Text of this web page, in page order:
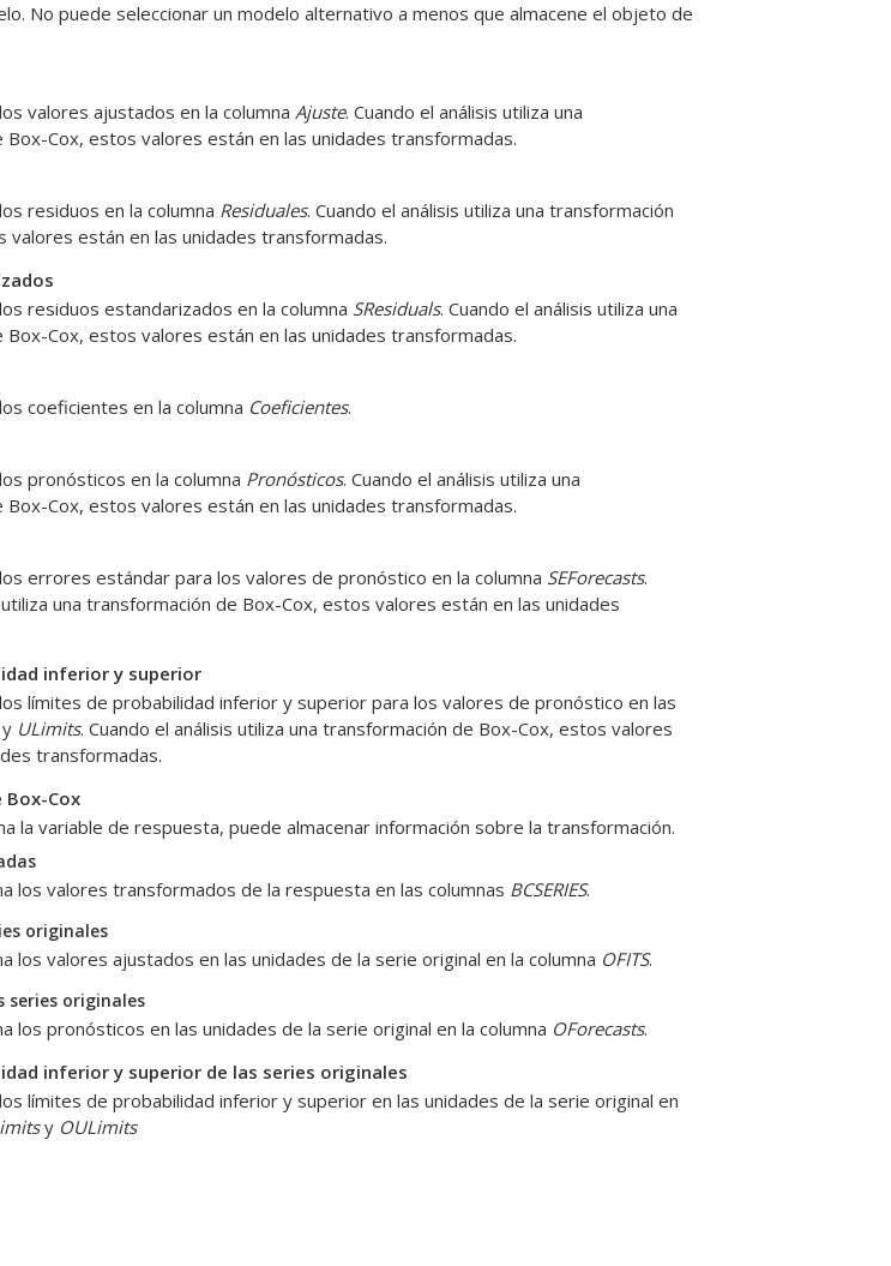
No puede seleccionar un modelo alternativo a menos que almacene el objeto de
valores ajustados en la columna Ajuste. Cuando el análisis utiliza una
Cox, estos valores están en las unidades transformadas.
residuos en la columna Residuales. Cuando el análisis utiliza una transformación
valores están en las unidades transformadas.
residuos estandarizados en la columna SResiduals. Cuando el análisis utiliza una
Cox, estos valores están en las unidades transformadas.
coeficientes en la columna Coeficientes.
pronósticos en la columna Pronósticos. Cuando el análisis utiliza una
Cox, estos valores están en las unidades transformadas.
errores estándar para los valores de pronóstico en la columna SEForecasts.
una transformación de Box-Cox, estos valores están en las unidades
inferior y superior
límites de probabilidad inferior y superior para los valores de pronóstico en las
ULimits. Cuando el análisis utiliza una transformación de Box-Cox, estos valores
transformadas.
Cox
la variable de respuesta, puede almacenar información sobre la transformación.
los valores transformados de la respuesta en las columnas BCSERIES.
originales
los valores ajustados en las unidades de la serie original en la columna OFITS.
series originales
los pronósticos en las unidades de la serie original en la columna OForecasts.
inferior y superior de las series originales
límites de probabilidad inferior y superior en las unidades de la serie original en
y OULimits